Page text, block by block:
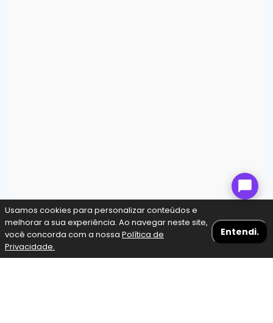
Usamos cookies para personalizar conteúdos e
melhorar a sua experiência. Ao navegar neste site,
você concorda com a nossa Política de
Privacidade.
Entendi.